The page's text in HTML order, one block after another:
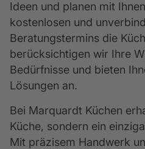
Ideen und planen mit
kostenlosen und
Beratungstermins die
berücksichtigen wir Ihre
Bedürfnisse und bieten
Lösungen an.
Bei Marquardt Küchen
Küche, sondern ein
Mit präzisem Handwerk